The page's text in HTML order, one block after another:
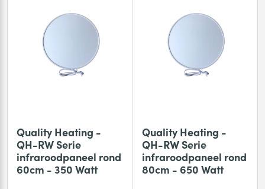
Quality Heating -
QH-RW Serie
infraroodpaneel rond
60cm - 350 Watt
Quality Heating -
QH-RW Serie
infraroodpaneel rond
80cm - 650 Watt